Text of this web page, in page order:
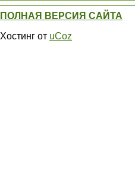
ПОЛНАЯ ВЕРСИЯ САЙТА
Хостинг от uCoz